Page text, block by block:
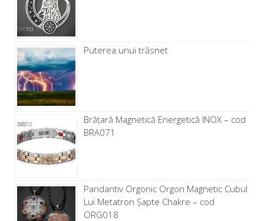
Puterea unui trăsnet
Brăţară Magnetică Energetică INOX – cod
BRA071
Pandantiv Orgonic Orgon Magnetic Cubul
Lui Metatron Șapte Chakre – cod
ORG018